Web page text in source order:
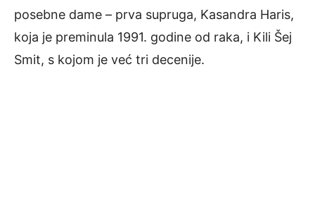
posebne dame – prva supruga, Kasandra Haris,
koja je preminula 1991. godine od raka, i Kili Šej
Smit, s kojom je već tri decenije.